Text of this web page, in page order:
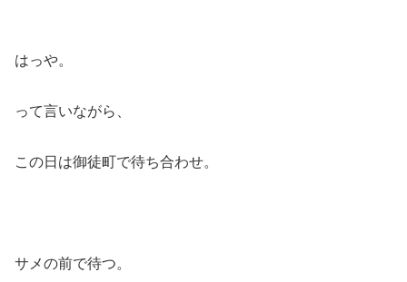
はっや。
って言いながら、
この日は御徒町で待ち合わせ。
サメの前で待つ。